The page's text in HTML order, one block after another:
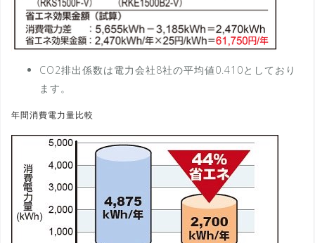
CO2排出係数は電力会社8社の平均値0.410としており
ます。
年間消費電力量比較